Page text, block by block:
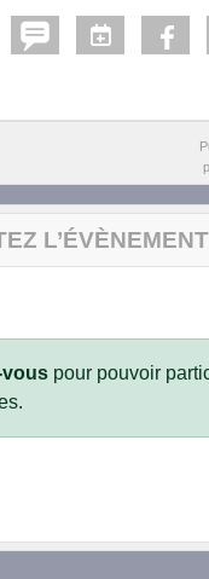
L’ÉVÈNEMENT
vous pour pouvoir